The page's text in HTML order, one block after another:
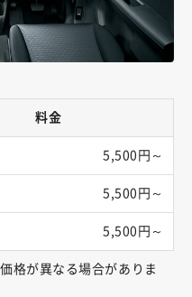
料金
5,500円～
5,500円～
5,500円～
格が異なる場合がありま